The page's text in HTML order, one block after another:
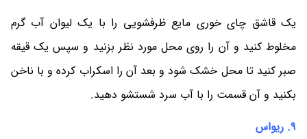
یک قاشق چای خوری مایع ظرفشویی را با یک لیوان آب گرم
مخلوط کنید و آن را روی محل مورد نظر بزنید و سپس یک قیقه
صبر کنید تا محل خشک شود و بعد آن را اسکراب کرده و با ناخن
بکنید و آن قسمت را با آب سرد شستشو دهید.
9. ریواس